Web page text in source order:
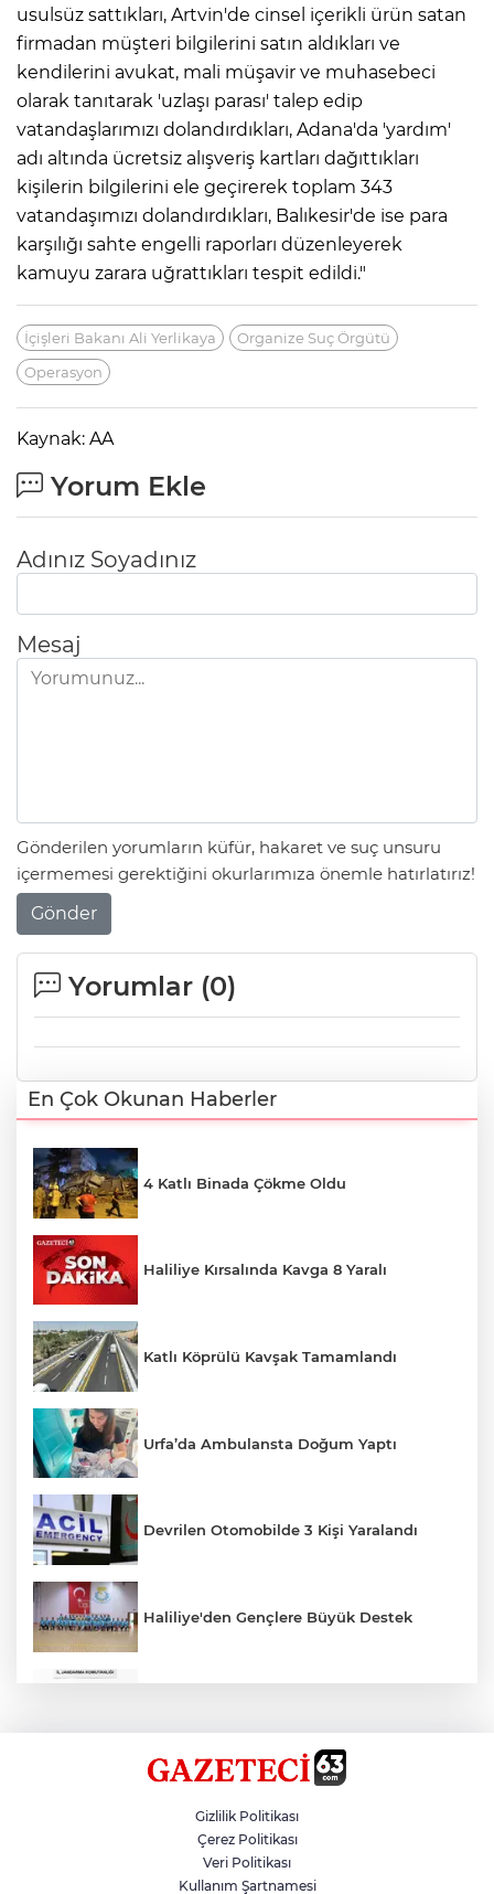
usulsüz sattıkları, Artvin'de cinsel içerikli ürün satan
firmadan müşteri bilgilerini satın aldıkları ve
kendilerini avukat, mali müşavir ve muhasebeci
olarak tanıtarak 'uzlaşı parası' talep edip
vatandaşlarımızı dolandırdıkları, Adana'da 'yardım'
adı altında ücretsiz alışveriş kartları dağıttıkları
kişilerin bilgilerini ele geçirerek toplam 343
vatandaşımızı dolandırdıkları, Balıkesir'de ise para
karşılığı sahte engelli raporları düzenleyerek
kamuyu zarara uğrattıkları tespit edildi."
İçişleri Bakanı Ali Yerlikaya
Organize Suç Örgütü
Operasyon
Kaynak: AA
Yorum Ekle
Adınız Soyadınız
Mesaj
Gönderilen yorumların küfür, hakaret ve suç unsuru
içermemesi gerektiğini okurlarımıza önemle hatırlatırız!
Gönder
Yorumlar (0)
En Çok Okunan Haberler
4 Katlı Binada Çökme Oldu
Haliliye Kırsalında Kavga 8 Yaralı
Katlı Köprülü Kavşak Tamamlandı
Urfa’da Ambulansta Doğum Yaptı
Devrilen Otomobilde 3 Kişi Yaralandı
Haliliye'den Gençlere Büyük Destek
Hikmet Başak’tan Ulaşım Çalışması
Atatürk Bulvarında Asfalt Yenileniyor
Gizlilik Politikası
Çerez Politikası
Veri Politikası
Kullanım Şartnamesi